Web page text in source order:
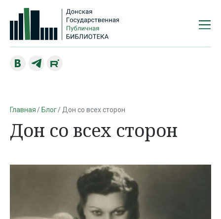
Главная Блог Дон со всех сторон
Дон со всех сторон